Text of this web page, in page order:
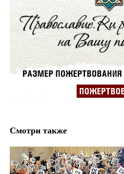
Смотри также